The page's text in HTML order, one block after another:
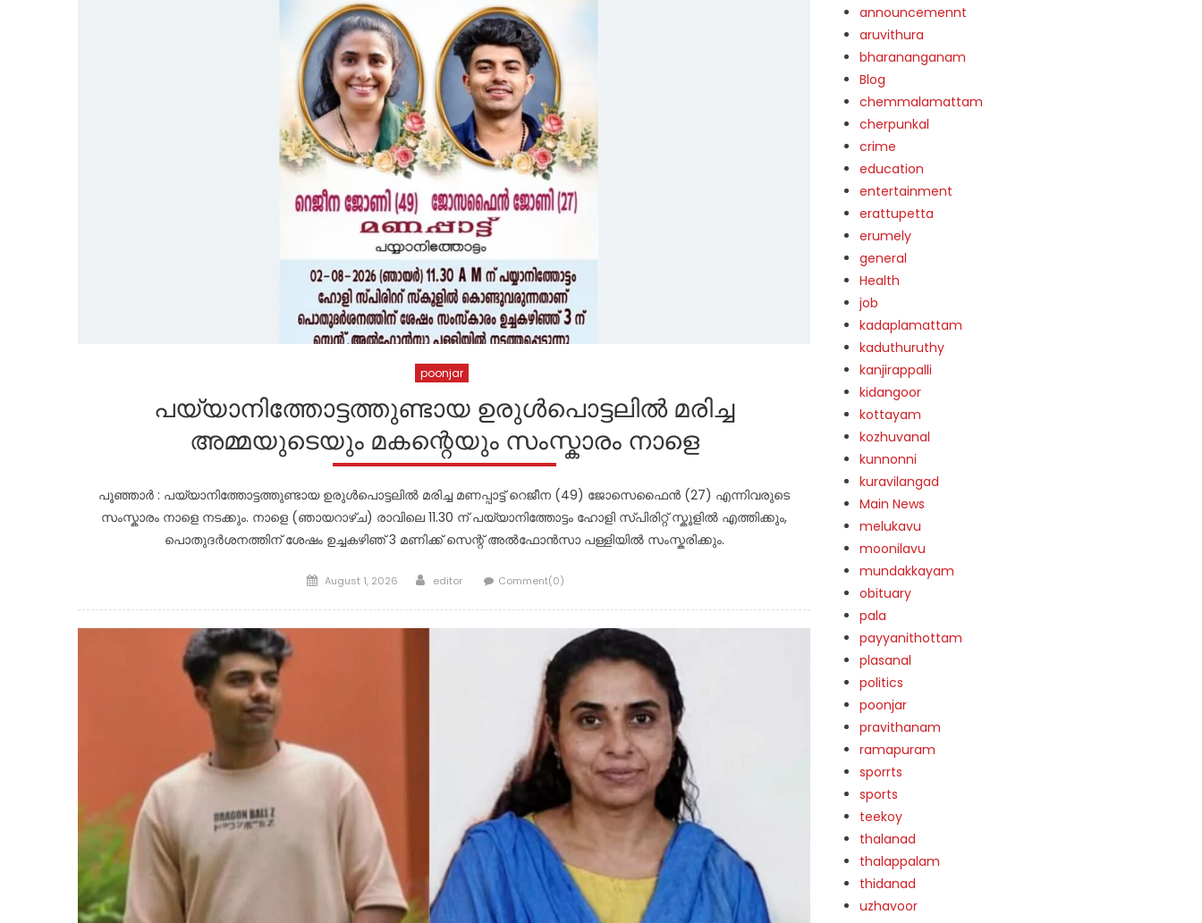
poonjar
പയ്യാനിത്തോട്ടത്തുണ്ടായ ഉരുൾപൊട്ടലിൽ മരിച്ച
അമ്മയുടെയും മകന്റെയും സംസ്കാരം നാളെ
പൂഞ്ഞാർ : പയ്യാനിത്തോട്ടത്തുണ്ടായ ഉരുൾപൊട്ടലിൽ മരിച്ച മണപ്പാട്ട് റെജീന (49) ജോസെഫൈൻ (27) എന്നിവരുടെ
സംസ്കാരം നാളെ നടക്കും. നാളെ (ഞായറാഴ്ച) രാവിലെ 11.30 ന് പയ്യാനിത്തോട്ടം ഹോളി സ്പിരിറ്റ് സ്കൂളിൽ എത്തിക്കും,
പൊതുദർശനത്തിന് ശേഷം ഉച്ചകഴിഞ് 3 മണിക്ക് സെന്റ് അൽഫോൻസാ പള്ളിയിൽ സംസ്കരിക്കും.
Posted
August 1, 2026 Author
editor Comment(0)
announcemennt
aruvithura
bharananganam
Blog
chemmalamattam
cherpunkal
crime
education
entertainment
erattupetta
erumely
general
Health
job
kadaplamattam
kaduthuruthy
kanjirappalli
kidangoor
kottayam
kozhuvanal
kunnonni
kuravilangad
Main News
melukavu
moonilavu
mundakkayam
obituary
pala
payyanithottam
plasanal
politics
poonjar
pravithanam
ramapuram
sporrts
sports
teekoy
thalanad
thalappalam
thidanad
uzhavoor